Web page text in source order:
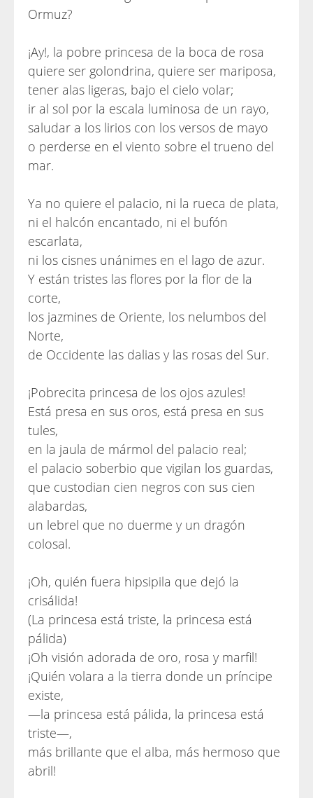
Ormuz?
¡Ay!, la pobre princesa de la boca de rosa
quiere ser golondrina, quiere ser mariposa,
tener alas ligeras, bajo el cielo volar;
ir al sol por la escala luminosa de un rayo,
saludar a los lirios con los versos de mayo
o perderse en el viento sobre el trueno del
mar.
Ya no quiere el palacio, ni la rueca de plata,
ni el halcón encantado, ni el bufón
escarlata,
ni los cisnes unánimes en el lago de azur.
Y están tristes las flores por la flor de la
corte,
los jazmines de Oriente, los nelumbos del
Norte,
de Occidente las dalias y las rosas del Sur.
¡Pobrecita princesa de los ojos azules!
Está presa en sus oros, está presa en sus
tules,
en la jaula de mármol del palacio real;
el palacio soberbio que vigilan los guardas,
que custodian cien negros con sus cien
alabardas,
un lebrel que no duerme y un dragón
colosal.
¡Oh, quién fuera hipsipila que dejó la
crisálida!
(La princesa está triste, la princesa está
pálida)
¡Oh visión adorada de oro, rosa y marfil!
¡Quién volara a la tierra donde un príncipe
existe,
—la princesa está pálida, la princesa está
triste—,
más brillante que el alba, más hermoso que
abril!